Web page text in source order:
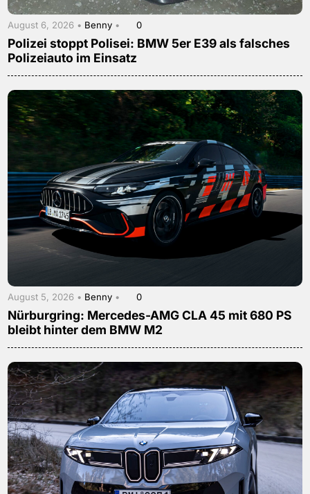
August 6, 2026 • Benny • 0
Polizei stoppt Polisei: BMW 5er E39 als falsches
Polizeiauto im Einsatz
August 5, 2026 • Benny • 0
Nürburgring: Mercedes-AMG CLA 45 mit 680 PS
bleibt hinter dem BMW M2